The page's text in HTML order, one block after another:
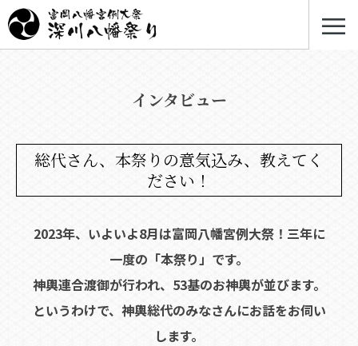
≡
インタビュー
総代さん、本祭りの意気込み、教えてく
ださい！
2023年、いよいよ8月は富岡八幡宮例大祭！三年に
一度の「本祭り」です。
神輿連合渡御が行われ、53基のお神輿が並びます。
というわけで、神輿総代のみなさんにお話をお伺い
します。